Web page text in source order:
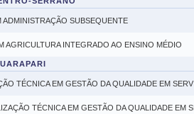
SUBSEQUENTE
AGRICULTURA INTEGRADO AO ENSINO MÉDIO
TÉCNICA EM GESTÃO DA QUALIDADE EM
TÉCNICA EM GESTÃO DA QUALIDADE EM